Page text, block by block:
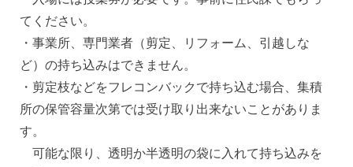
てください。
・事業所、専門業者（剪定、リフォーム、引越しな
ど）の持ち込みはできません。
・剪定枝などをフレコンバックで持ち込む場合、集積
所の保管容量次第では受け取り出来ないことがありま
す。
可能な限り、透明か半透明の袋に入れて持ち込みを